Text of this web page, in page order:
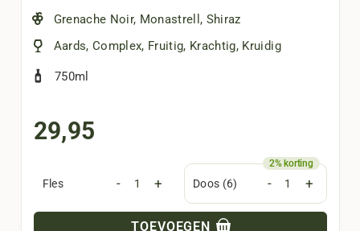
Grenache Noir, Monastrell , Shiraz
Aards, Complex, Fruitig, Krachtig, Kruidig
750ml
29,95
Fles - + Doos (6) - +
TOEVOEGEN